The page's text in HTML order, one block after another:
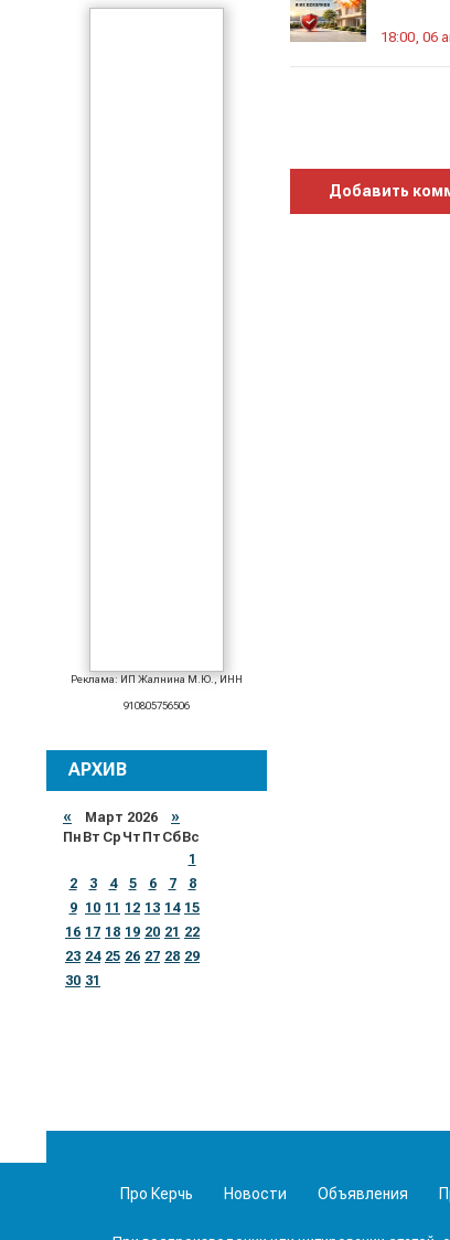
Реклама: ИП Жалнина М.Ю., ИНН
910805756506
АРХИВ
« Март 2026 »
Пн Вт Ср Чт Пт Сб Вс
1
2
3 4 5 6 7
8
9
10 11 12 13 14 15
16 17 18 19 20 21 22
23 24 25 26 27 28 29
30 31
18:00, 06
Добавить
Про Керчь Новости Объявления